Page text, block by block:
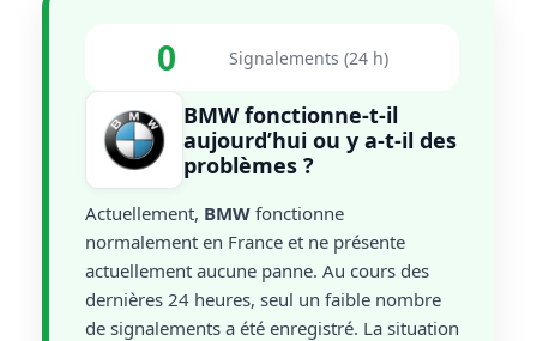
0 Signalements (24 h)
BMW fonctionne-t-il
aujourd’hui ou y a-t-il des
problèmes ?
Actuellement, BMW fonctionne
normalement en France et ne présente
actuellement aucune panne. Au cours des
dernières 24 heures, seul un faible nombre
de signalements a été enregistré. La situation